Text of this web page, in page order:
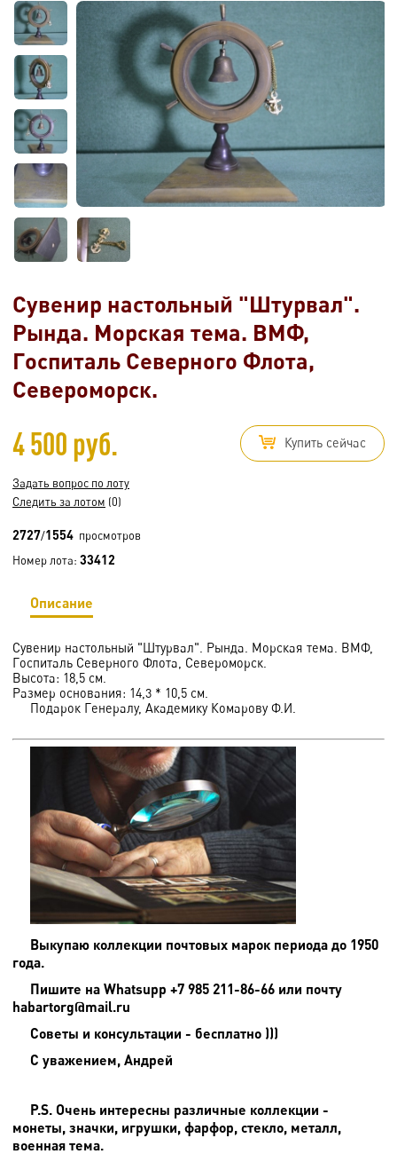
Сувенир настольный "Штурвал".
Рында. Морская тема. ВМФ,
Госпиталь Северного Флота,
Североморск.
4 500 руб. Купить сейчас
Задать вопрос по лоту
Следить за лотом (0)
2727/1554 просмотров
Номер лота: 33412
Описание
Сувенир настольный "Штурвал". Рында. Морская тема. ВМФ,
Госпиталь Северного Флота, Североморск.
Высота: 18,5 см.
Размер основания: 14,3 * 10,5 см.
Подарок Генералу, Академику Комарову Ф.И.
Выкупаю коллекции почтовых марок периода до 1950
года.
Пишите на Whatsupp +7 985 211-86-66 или почту
habartorg@mail.ru
Советы и консультации - бесплатно )))
С уважением, Андрей
P.S. Очень интересны различные коллекции -
монеты, значки, игрушки, фарфор, стекло, металл,
военная тема.